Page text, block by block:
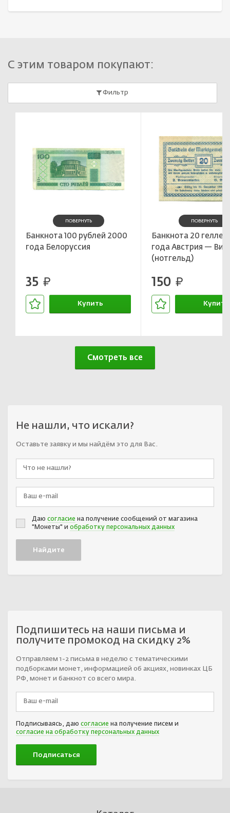
С этим товаром покупают:
Фильтр
ПОВЕРНУТЬ
Банкнота 100 рублей 2000
года Белоруссия
35 руб.
Купить
ПОВЕРНУТЬ
Банкнота 20
года Австрия —
(нотгельд)
150 руб.
Купить
Смотреть все
Не нашли, что искали?
Оставьте заявку и мы найдём это для Вас.
Даю согласие на получение сообщений от магазина
"Монеты" и обработку персональных данных
Подпишитесь на наши письма и
получите промокод на скидку 2%
Отправляем 1-2 письма в неделю с тематическими
подборками монет, информацией об акциях, новинках ЦБ
РФ, монет и банкнот со всего мира.
Подписываясь, даю согласие на получение писем и
согласие на обработку персональных данных